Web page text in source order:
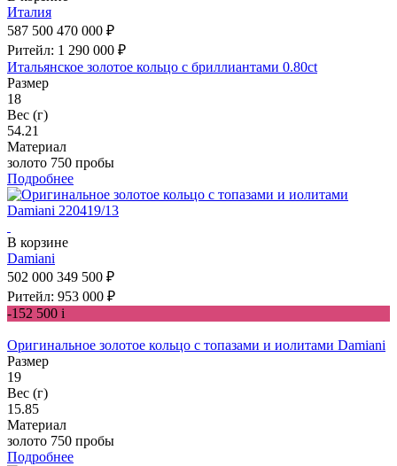
Италия
587 500 470 000 ₽
Ритейл: 1 290 000 ₽
Итальянское золотое кольцо с бриллиантами 0.80ct
Размер
18
Вес (г)
54.21
Материал
золото 750 пробы
Подробнее
В корзине
Damiani
502 000 349 500 ₽
Ритейл: 953 000 ₽
-152 500 i
Оригинальное золотое кольцо с топазами и иолитами Damiani
Размер
19
Вес (г)
15.85
Материал
золото 750 пробы
Подробнее